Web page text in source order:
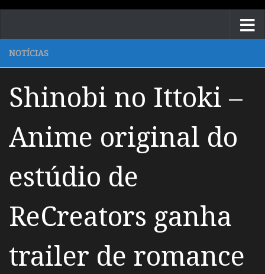
NOTÍCIAS
Shinobi no Ittoki –
Anime original do
estúdio de
ReCreators ganha
trailer de romance